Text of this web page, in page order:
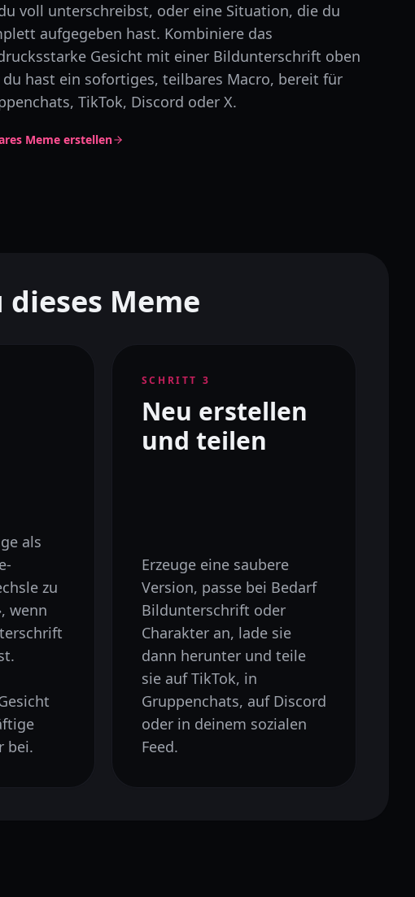
voll unterschreibst, oder eine Situation, die du
aufgegeben hast. Kombiniere das
Gesicht mit einer Bildunterschrift oben
du hast ein sofortiges, teilbares Macro, bereit für
TikTok, Discord oder X.
Meme erstellen
Meme
als
zu
wenn
bei.
SCHRITT 3
Neu erstellen
und teilen
Erzeuge eine saubere
Version, passe bei Bedarf
Bildunterschrift oder
Charakter an, lade sie
dann herunter und teile
sie auf TikTok, in
Gruppenchats, auf Discord
oder in deinem sozialen
Feed.